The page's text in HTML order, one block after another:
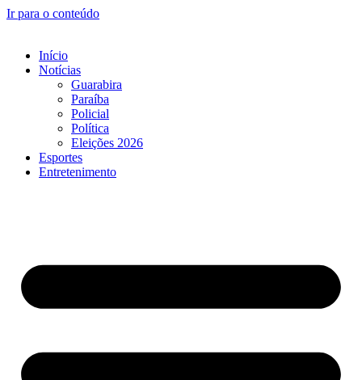
Ir para o conteúdo
Início
Notícias
Guarabira
Paraíba
Policial
Política
Eleições 2026
Esportes
Entretenimento